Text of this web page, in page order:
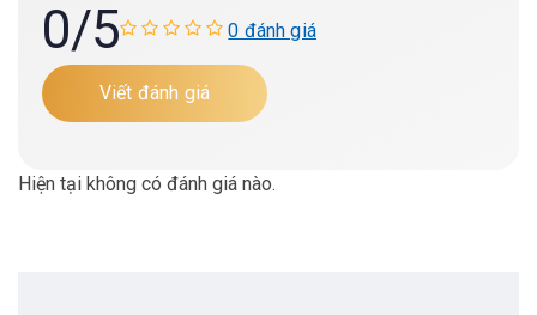
0/5 0 đánh giá
Viết đánh giá
Hiện tại không có đánh giá nào.